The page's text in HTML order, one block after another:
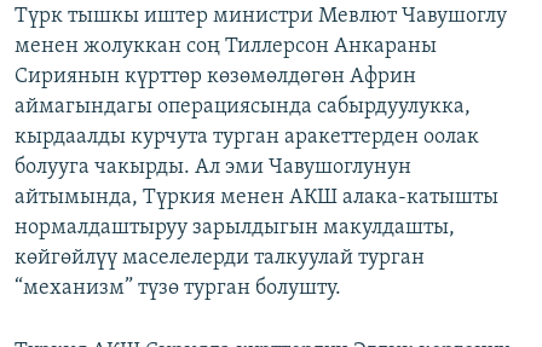
Түрк тышкы иштер министри Мевлют Чавушоглу
менен жолуккан соң Тиллерсон Анкараны
Сириянын күрттөр көзөмөлдөгөн Африн
аймагындагы операциясында сабырдуулукка,
кырдаалды курчута турган аракеттерден оолак
болууга чакырды. Ал эми Чавушоглунун
айтымында, Түркия менен АКШ алака-катышты
нормалдаштыруу зарылдыгын макулдашты,
көйгөйлүү маселелерди талкуулай турган
“механизм” түзө турган болушту.